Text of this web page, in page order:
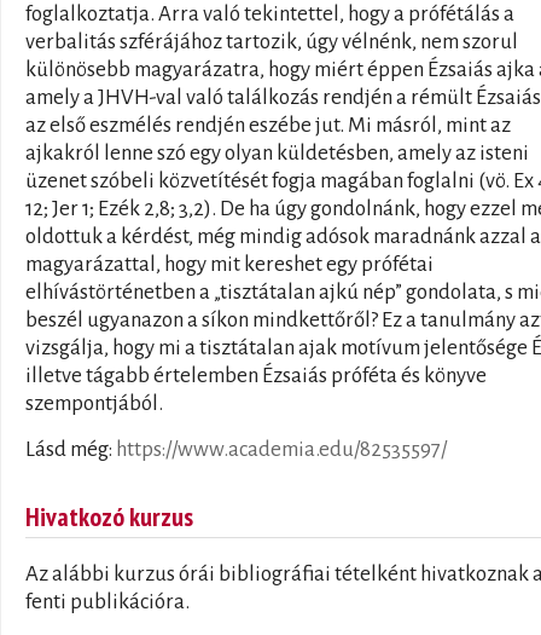
foglalkoztatja. Arra való tekintettel, hogy a prófétálás a
verbalitás szférájához tartozik, úgy vélnénk, nem szorul
különösebb magyarázatra, hogy miért éppen Ézsaiás ajka
amely a JHVH-val való találkozás rendjén a rémült
az első eszmélés rendjén eszébe jut. Mi másról, mint az
ajkakról lenne szó egy olyan küldetésben, amely az isteni
üzenet szóbeli közvetítését fogja magában foglalni (vö. Ex
12; Jer 1; Ezék 2,8; 3,2). De ha úgy gondolnánk, hogy ezzel
oldottuk a kérdést, még mindig adósok maradnánk azzal a
magyarázattal, hogy mit kereshet egy prófétai
elhívástörténetben a „tisztátalan ajkú nép” gondolata, s
beszél ugyanazon a síkon mindkettőről? Ez a tanulmány
vizsgálja, hogy mi a tisztátalan ajak motívum jelentősége
illetve tágabb értelemben Ézsaiás próféta és könyve
szempontjából.
Lásd még: https://www.academia.edu/82535597/
Hivatkozó kurzus
Az alábbi kurzus órái bibliográfiai tételként hivatkoznak
fenti publikációra.